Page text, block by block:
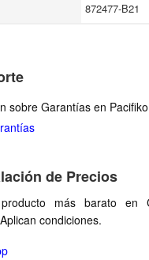
872477-B21
sobre Garantías en
de Precios
producto más barato en
condiciones.